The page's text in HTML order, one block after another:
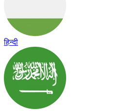
हिन्दी